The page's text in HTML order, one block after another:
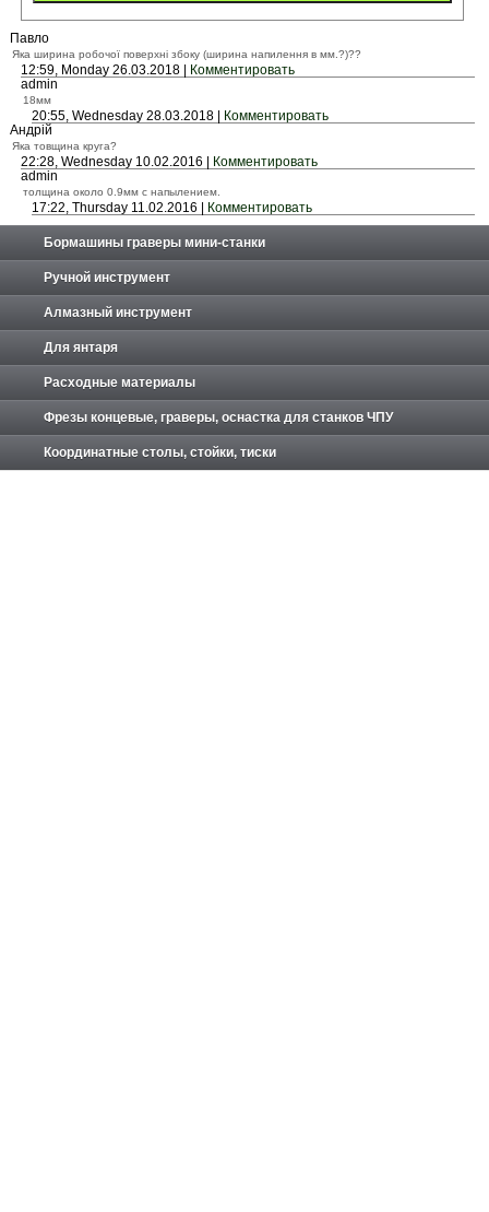
Павло
Яка ширина робочої поверхні збоку (ширина напилення в мм.?)??
12:59, Monday 26.03.2018 | Комментировать
admin
18мм
20:55, Wednesday 28.03.2018 | Комментировать
Андрій
Яка товщина круга?
22:28, Wednesday 10.02.2016 | Комментировать
admin
толщина около 0.9мм с напылением.
17:22, Thursday 11.02.2016 | Комментировать
Бормашины граверы мини-станки
Ручной инструмент
Алмазный инструмент
Для янтаря
Расходные материалы
Фрезы концевые, граверы, оснастка для станков ЧПУ
Координатные столы, стойки, тиски